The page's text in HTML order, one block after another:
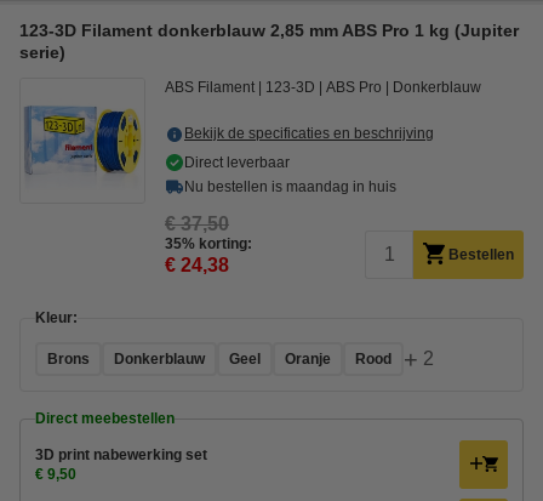
123-3D Filament donkerblauw 2,85 mm ABS Pro 1 kg (Jupiter
serie)
ABS Filament 123-3D ABS Pro Donkerblauw
Bekijk de specificaties en beschrijving
Direct leverbaar
Nu bestellen is maandag in huis
€ 37,50
35% korting:
€ 24,38 Bestellen
Kleur:
Brons Donkerblauw Geel Oranje Rood + 2
Direct meebestellen
3D print nabewerking set
€ 9,50